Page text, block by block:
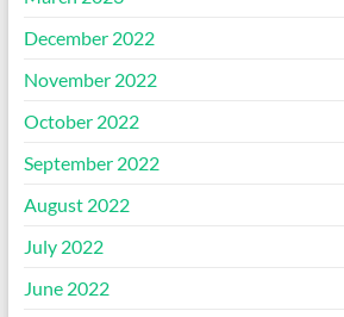
December 2022
November 2022
October 2022
September 2022
August 2022
July 2022
June 2022